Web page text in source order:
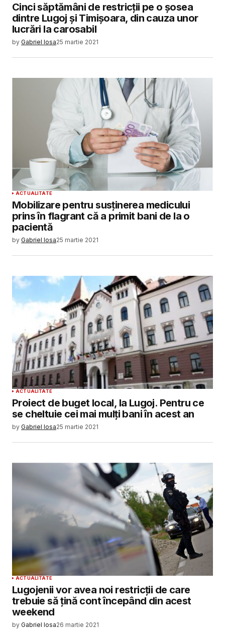
Cinci săptămâni de restricții pe o șosea
dintre Lugoj și Timișoara, din cauza unor
lucrări la carosabil
by Gabriel Iosa25 martie 2021
ACTUALITATE
Mobilizare pentru susținerea medicului
prins în flagrant că a primit bani de la o
pacientă
by Gabriel Iosa25 martie 2021
ACTUALITATE
Proiect de buget local, la Lugoj. Pentru ce
se cheltuie cei mai mulți bani în acest an
by Gabriel Iosa25 martie 2021
ACTUALITATE
Lugojenii vor avea noi restricții de care
trebuie să țină cont începând din acest
weekend
by Gabriel Iosa26 martie 2021